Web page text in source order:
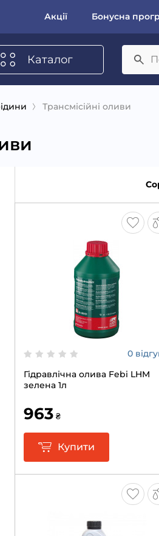
Акції Бонусна
Каталог
Трансмісійні оливи
0
Гідравлічна олива Febi LHM
зелена 1л
963 ₴
Купити